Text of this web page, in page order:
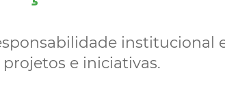
institucional
e iniciativas.